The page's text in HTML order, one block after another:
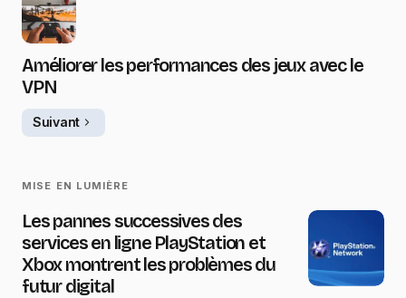
Améliorer les performances des jeux avec le
VPN
Suivant
MISE EN LUMIÈRE
Les pannes successives des
services en ligne PlayStation et
Xbox montrent les problèmes du
futur digital